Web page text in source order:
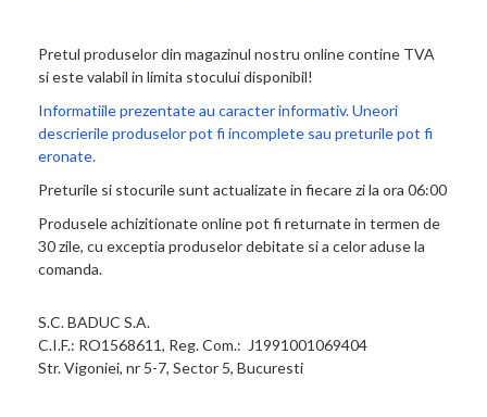
Pretul produselor din magazinul nostru online contine TVA
si este valabil in limita stocului disponibil!
Informatiile prezentate au caracter informativ. Uneori
descrierile produselor pot fi incomplete sau preturile pot fi
eronate.
Preturile si stocurile sunt actualizate in fiecare zi la ora 06:00
Produsele achizitionate online pot fi returnate in termen de
30 zile, cu exceptia produselor debitate si a celor aduse la
comanda.
S.C. BADUC S.A.
C.I.F.: RO1568611, Reg. Com.: J1991001069404
Str. Vigoniei, nr 5-7, Sector 5, Bucuresti